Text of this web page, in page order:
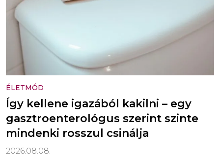
ÉLETMÓD
Így kellene igazából kakilni – egy
gasztroenterológus szerint szinte
mindenki rosszul csinálja
2026.08.08.